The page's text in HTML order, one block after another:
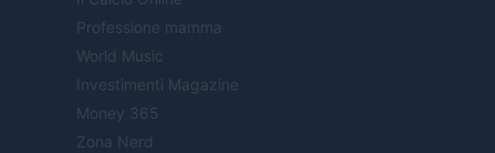
Professione mamma
World Music
Investimenti Magazine
Money 365
Zona Nerd